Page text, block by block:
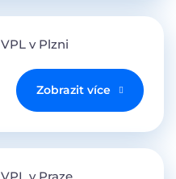
v Plzni
Zobrazit více